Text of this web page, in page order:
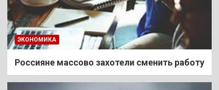
ЭКОНОМИКА
Россияне массово захотели сменить работу